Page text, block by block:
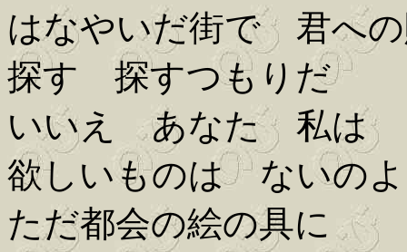
はなやいだ街で 君へ
探す 探すつもりだ
いいえ あなた 私は
欲しいものは ないのよ
ただ都会の絵の具に